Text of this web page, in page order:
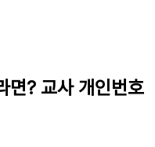
면? 교사 개인번호